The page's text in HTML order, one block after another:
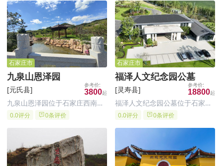
地面积56921.5平方米；坐落于
河北省石家庄市井陉县，是集生
态、祭祀、文化、祈福、墓葬等
功能为一体的生命纪念公园。
游胜地、艺术天地、教育基地于
一身的现代化人文纪念公园。
石家庄市
九泉山恩泽园
[元氏县] 3800
九泉山恩泽园位于石家庄西南元
氏县境内九泉山，紧邻元氏县烈
脉，距石家庄 23 公里，装院路
南行转石赞公路即到
0.0评分 0条评价
石家庄市
福泽人文纪念园公墓
[灵寿县] 18800
福泽人文纪念园公墓位于石家庄
市灵寿县陈庄镇朱家背大队后花
在石家庄市区及周边地区的居民
来说，前往祥安生态园祭扫较为
方便。
0.0评分 0条评价